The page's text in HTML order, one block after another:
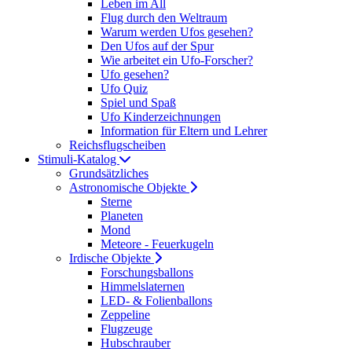
Leben im All
Flug durch den Weltraum
Warum werden Ufos gesehen?
Den Ufos auf der Spur
Wie arbeitet ein Ufo-Forscher?
Ufo gesehen?
Ufo Quiz
Spiel und Spaß
Ufo Kinderzeichnungen
Information für Eltern und Lehrer
Reichsflugscheiben
Stimuli-Katalog
Grundsätzliches
Astronomische Objekte
Sterne
Planeten
Mond
Meteore - Feuerkugeln
Irdische Objekte
Forschungsballons
Himmelslaternen
LED- & Folienballons
Zeppeline
Flugzeuge
Hubschrauber